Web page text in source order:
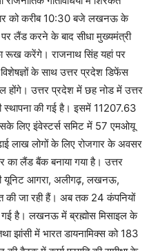
को करीब 10:30 बजे लखनऊ के
लैंड करने के बाद सीधा मुख्यमंत्री
रूख करेंगे। राजनाथ सिंह यहां पर
के साथ उत्तर प्रदेश डिफेंस
होंगे। उत्तर प्रदेश में छह नोड में उत्तर
स्थापना की गई है। इसमें 11207.63
लिए इंवेस्टर्स समिट में 57 एमओयू
लाख लोगों के लिए रोजगार के अवसर
का लैंड बैंक बनाया गया है। उत्तर
यूनिट आगरा, अलीगढ़, लखनऊ,
की जा रही हैं। अब तक 24 कंपनियों
है। लखनऊ में ब्रह्मोस मिसाइल के
झांसी में भारत डायनामिक्स को 183